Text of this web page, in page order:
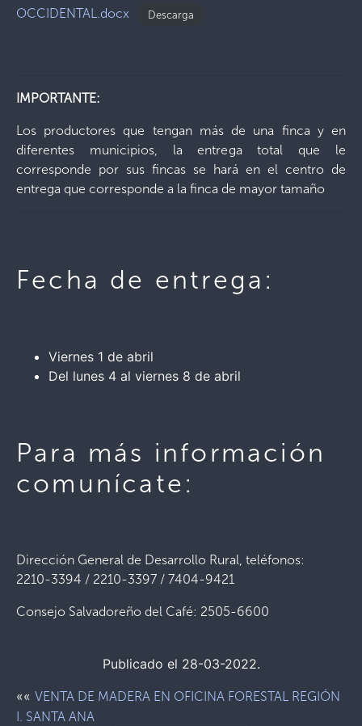
OCCIDENTAL.docx
Descarga
IMPORTANTE:
Los productores que tengan más de una finca y en
diferentes municipios, la entrega total que le
corresponde por sus fincas se hará en el centro de
entrega que corresponde a la finca de mayor tamaño
Fecha de entrega:
Viernes 1 de abril
Del lunes 4 al viernes 8 de abril
Para más información
comunícate:
Dirección General de Desarrollo Rural, teléfonos:
2210-3394 / 2210-3397 / 7404-9421
Consejo Salvadoreño del Café: 2505-6600
Publicado el 28-03-2022.
«« VENTA DE MADERA EN OFICINA FORESTAL REGIÓN
I. SANTA ANA